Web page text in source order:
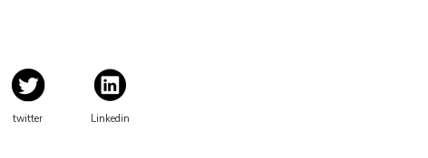
twitter Linkedin